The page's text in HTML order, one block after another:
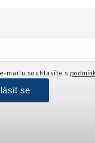
mailu souhlasíte s
se